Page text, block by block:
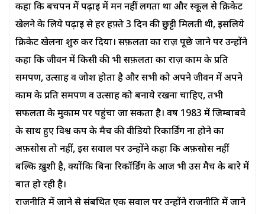
कहा कि बचपन में पढ़ाई में मन नहीं लगता था और स्कूल से क्रिकेट
खेलने के लिये पढ़ाई से हर हफ़्ते 3 दिन की छुट्टी मिलती थी, इसलिये
क्रिकेट खेलना शुरु कर दिया। सफ़लता का राज़ पूछे जाने पर उन्होंने
कहा कि जीवन में किसी की भी सफ़लता का राज़ काम के प्रति
समर्पण, उत्साह व जोश होता है और सभी को अपने जीवन में अपने
काम के प्रति समर्पण व उत्साह को बनाये रखना चाहिए, तभी
सफलता के मुकाम पर पहुंचा जा सकता है। वर्ष 1983 में जिम्बाबवे
के साथ हुए विश्व कप के मैच की वीडियो रिकार्डिंग ना होने का
अफ़सोस तो नहीं, इस सवाल पर उन्होंने कहा कि अफ़सोस नहीं
बल्कि ख़ुशी है, क्योंकि बिना रिकॉर्डिंग के आज भी उस मैच के बारे में
बात हो रही है।
राजनीति में जाने से संबधित एक सवाल पर उन्होंने राजनीति में जाने